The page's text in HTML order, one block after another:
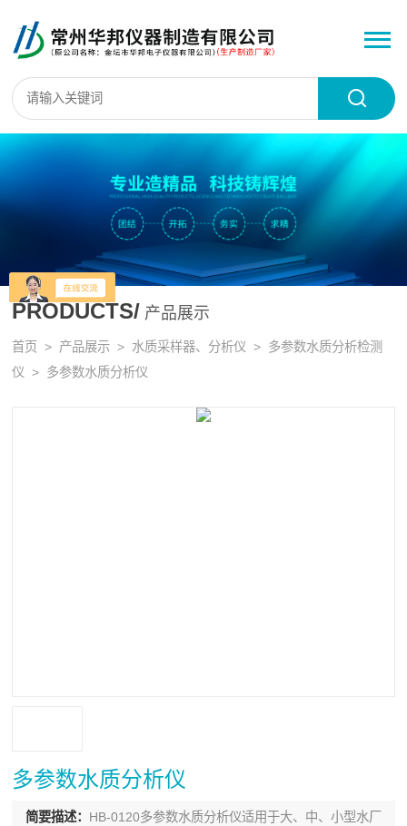
PRODUCTS/ 产品展示
首页 > 产品展示 > 水质采样器、分析仪 > 多参数水质分析检测
仪 > 多参数水质分析仪
多参数水质分析仪
简要描述： HB-0120多参数水质分析仪适用于大、中、小型水厂